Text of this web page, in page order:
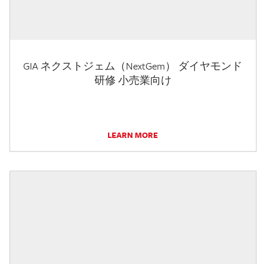
GIA ネクストジェム（NextGem） ダイヤモンド
研修 小売業向け
LEARN MORE